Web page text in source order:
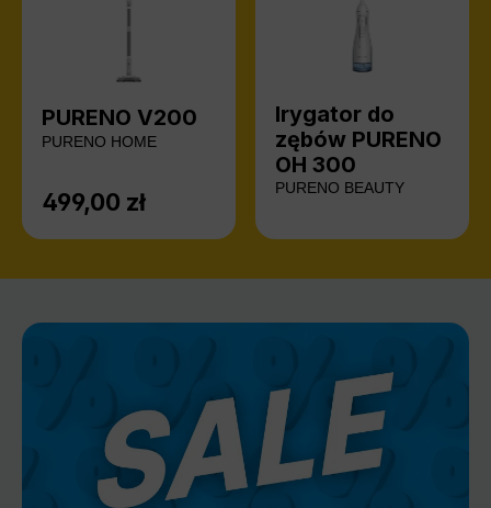
PURENO V200
PURENO HOME
Cena regularna:
499,00 zł
Irygator do
zębów PURENO
OH 300
PURENO BEAUTY